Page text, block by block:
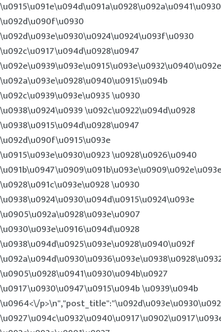
\u0915\u091e\u094d\u091a\u0928\u092a\u0941\u0930
\u092d\u090f\u0930
\u092d\u093e\u0930\u0924\u0924\u093f\u0930
\u092c\u0917\u094d\u0928\u0947
\u092a\u093e\u0928\u0940\u0915\u094b
\u092c\u0939\u093e\u0935 \u0930
\u0938\u0924\u0939 \u092c\u0922\u094d\u0928
\u0938\u0915\u094d\u0928\u0947
\u092d\u090f\u0915\u093e
\u0915\u093e\u0930\u0923 \u0928\u0926\u0940
\u0928\u091c\u093e\u0928 \u0930
\u0938\u0924\u0930\u094d\u0915\u0924\u093e
\u0905\u092a\u0928\u093e\u0907
\u0930\u093e\u0916\u094d\u0928
\u0938\u094d\u0925\u093e\u0928\u0940\u092f
\u0905\u0928\u0941\u0930\u094b\u0927
\u0917\u0930\u0947\u0915\u094b \u0939\u094b
\u0964<\/p>\n